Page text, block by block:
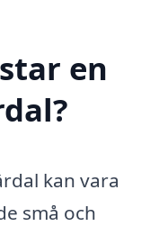
en
kan vara
små och